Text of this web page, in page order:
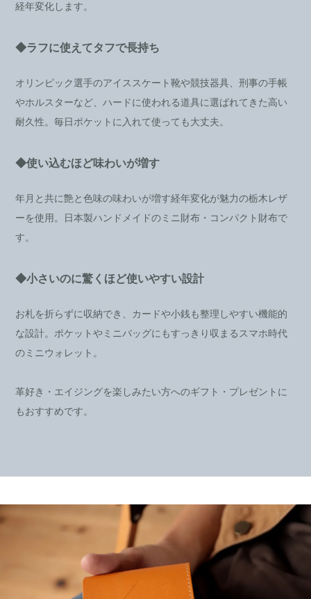
経年変化します。
◆ラフに使えてタフで長持ち
オリンピック選手のアイススケート靴や競技器具、刑事の手帳
やホルスターなど、ハードに使われる道具に選ばれてきた高い
耐久性。毎日ポケットに入れて使っても大丈夫。
◆使い込むほど味わいが増す
年月と共に艶と色味の味わいが増す経年変化が魅力の栃木レザ
ーを使用。日本製ハンドメイドのミニ財布・コンパクト財布で
す。
◆小さいのに驚くほど使いやすい設計
お札を折らずに収納でき、カードや小銭も整理しやすい機能的
な設計。ポケットやミニバッグにもすっきり収まるスマホ時代
のミニウォレット。
革好き・エイジングを楽しみたい方へのギフト・プレゼントに
もおすすめです。